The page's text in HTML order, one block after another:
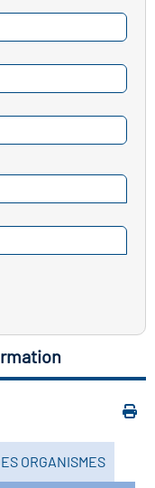
ORGANISMES